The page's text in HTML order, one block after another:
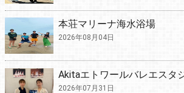
本荘マリーナ海水浴場
2026年08月04日
Akitaエトワールバレエスタ
2026年07月31日